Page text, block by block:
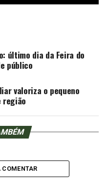
último dia da Feira do
público
valoriza o pequeno
região
COMENTAR